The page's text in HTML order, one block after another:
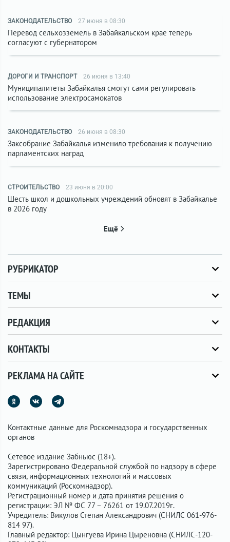
ЗАКОНОДАТЕЛЬСТВО 27 июня в 08:30
Перевод сельхозземель в Забайкальском крае теперь
согласуют с губернатором
ДОРОГИ И ТРАНСПОРТ 26 июня в 13:40
Муниципалитеты Забайкалья смогут сами регулировать
использование электросамокатов
ЗАКОНОДАТЕЛЬСТВО 26 июня в 08:30
Заксобрание Забайкалья изменило требования к получению
парламентских наград
СТРОИТЕЛЬСТВО 23 июня в 20:00
Шесть школ и дошкольных учреждений обновят в Забайкалье
в 2026 году
Ещё
РУБРИКАТОР
ТЕМЫ
РЕДАКЦИЯ
КОНТАКТЫ
РЕКЛАМА НА САЙТЕ
Контактные данные для Роскомнадзора и государственных
органов
Сетевое издание Забньюс (18+).
Зарегистрировано Федеральной службой по надзору в сфере
связи, информационных технологий и массовых
коммуникаций (Роскомнадзор).
Регистрационный номер и дата принятия решения о
регистрации: ЭЛ № ФС 77 – 76261 от 19.07.2019г.
Учредитель: Викулов Степан Александрович (СНИЛС 061-976-
814 97).
Главный редактор: Цынгуева Ирина Цыреновна (СНИЛС-120-